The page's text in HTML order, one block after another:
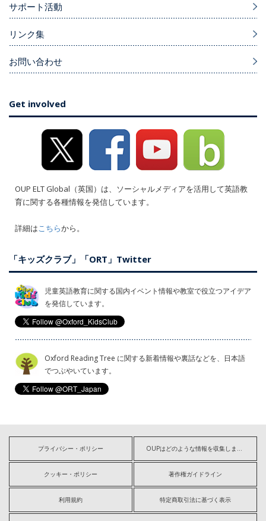
サポート活動
リンク集
お問い合わせ
Get involved
OUP ELT Global（英国）は、ソーシャルメディアを活用して英語教
育に関する各種情報を発信しています。
詳細はこちらから。
「キッズクラブ」「ORT」Twitter
児童英語教育に関する国内イベント情報や教室で役立つアイデア
を発信しています。
Oxford Reading Tree に関する新着情報や裏話などを、日本語
でつぶやいています。
プライバシー・ポリシー OUPはどのような情報を収集しますか?
クッキー・ポリシー 著作権ガイドライン
利用規約 特定商取引法に基づく表示